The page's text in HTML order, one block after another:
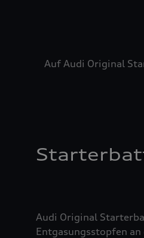
Auf Audi Original
Audi Original
Entgasungsstopfen